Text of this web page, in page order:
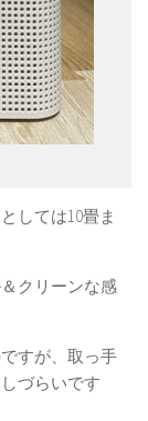
しては10畳ま
クリーンな感
すが、取っ手
づらいです